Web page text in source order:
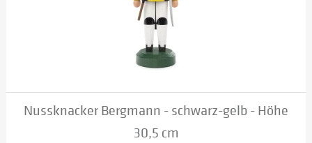
Nussknacker Bergmann - schwarz-gelb - Höhe
30,5 cm